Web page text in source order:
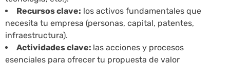
Recursos clave: los activos fundamentales que
necesita tu empresa (personas, capital, patentes,
infraestructura).
Actividades clave: las acciones y procesos
esenciales para ofrecer tu propuesta de valor